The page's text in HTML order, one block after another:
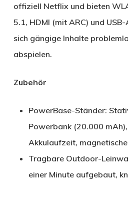
offiziell Netflix und bieten
5.1, HDMI (mit ARC) und
sich gängige Inhalte
abspielen.
Zubehör
PowerBase-Ständer:
Powerbank (20.000
Akkulaufzeit,
Tragbare Outdoor-
einer Minute aufgebaut,